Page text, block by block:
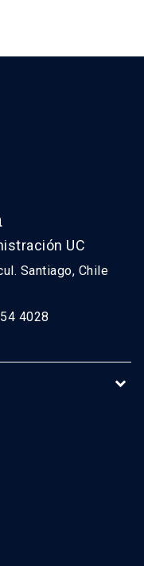
UC
Santiago, Chile
4028